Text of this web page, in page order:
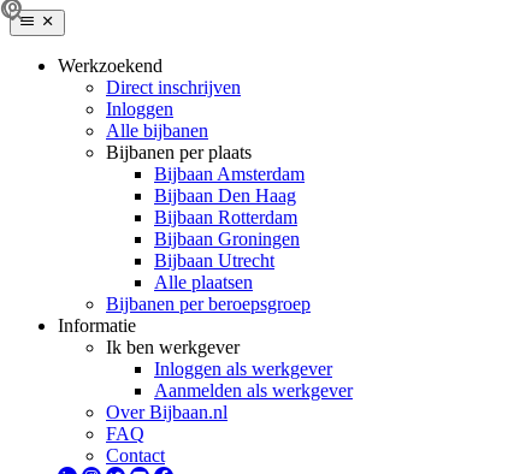
Werkzoekend
Direct inschrijven
Inloggen
Alle bijbanen
Bijbanen per plaats
Bijbaan Amsterdam
Bijbaan Den Haag
Bijbaan Rotterdam
Bijbaan Groningen
Bijbaan Utrecht
Alle plaatsen
Bijbanen per beroepsgroep
Informatie
Ik ben werkgever
Inloggen als werkgever
Aanmelden als werkgever
Over Bijbaan.nl
FAQ
Contact